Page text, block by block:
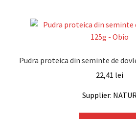
Pudra proteica din seminte de
22,41 lei
Supplier: